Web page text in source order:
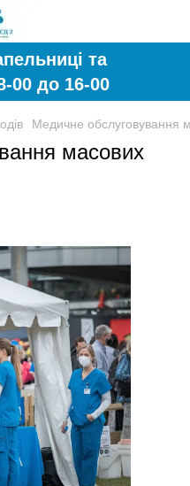
та
00 до 16-00
Медичне обслуговування
масових